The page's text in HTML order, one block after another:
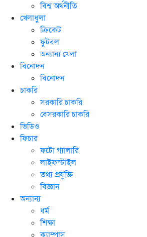
বিশ্ব অর্থনীতি
খেলাধুলা
ক্রিকেট
ফুটবল
অন্যান্য খেলা
বিনোদন
বিনোদন
চাকরি
সরকারি চাকরি
বেসরকারি চাকরি
ভিডিও
ফিচার
ফটো গ্যালারি
লাইফস্টাইল
তথ্য প্রযুক্তি
বিজ্ঞান
অন্যান্য
ধর্ম
শিক্ষা